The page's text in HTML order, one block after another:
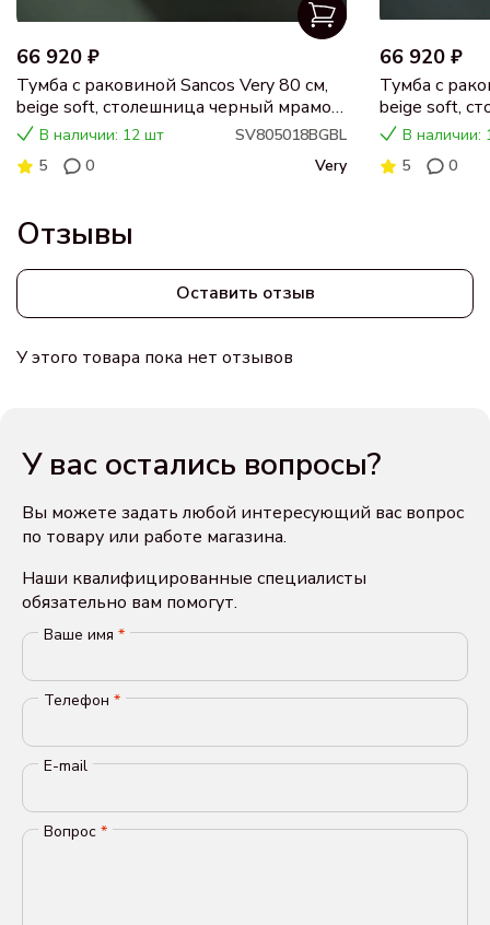
66 920 ₽
Тумба с раковиной Sancos Very 80 см,
beige soft, столешница черный мрамор,
раковина CN5018
В наличии: 12 шт
SV805018BGBL
5
0 Very
66 920 ₽
Тумба с
beige soft,
раковина
В наличии:
5
0
Отзывы
Оставить отзыв
У этого товара пока нет отзывов
У вас остались вопросы?
Вы можете задать любой интересующий вас вопрос
по товару или работе магазина.
Наши квалифицированные специалисты
обязательно вам помогут.
Ваше имя *
Телефон *
E-mail
Вопрос *